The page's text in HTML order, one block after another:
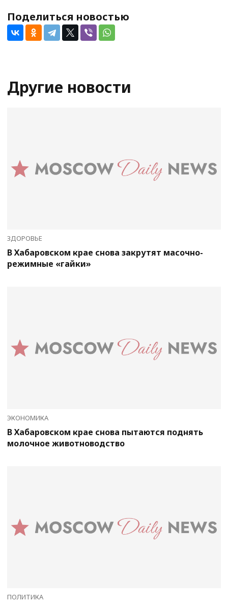
Поделиться новостью
Другие новости
ЗДОРОВЬЕ
В Хабаровском крае снова закрутят масочно-
режимные «гайки»
ЭКОНОМИКА
В Хабаровском крае снова пытаются поднять
молочное животноводство
ПОЛИТИКА